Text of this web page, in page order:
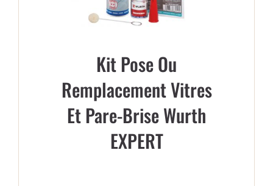
Kit Pose Ou
Remplacement Vitres
Et Pare-Brise Wurth
EXPERT